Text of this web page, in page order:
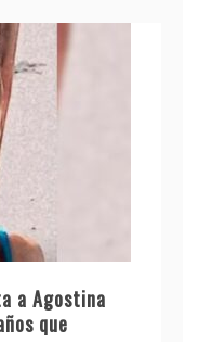
a Agostina
que